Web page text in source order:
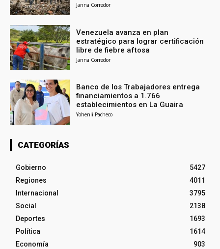
Janna Corredor
Venezuela avanza en plan
estratégico para lograr certificación
libre de fiebre aftosa
Janna Corredor
Banco de los Trabajadores entrega
financiamientos a 1.766
establecimientos en La Guaira
Yohenli Pacheco
CATEGORÍAS
Gobierno
5427
Regiones
4011
Internacional
3795
Social
2138
Deportes
1693
Política
1614
Economía
903